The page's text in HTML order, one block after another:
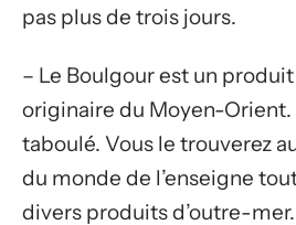
pas plus de trois jours.
– Le Boulgour est un
originaire du Moyen-Orient.
taboulé. Vous le trouverez
du monde de l’enseigne
divers produits d’outre-mer.